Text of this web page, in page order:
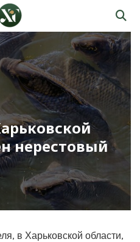
нерестовый
в Харьковской области,